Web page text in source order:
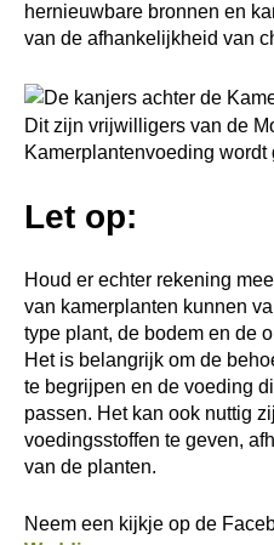
hernieuwbare bronnen en
van de afhankelijkheid van
Dit zijn vrijwilligers van de
Kamerplantenvoeding wordt
Let op:
Houd er echter rekening
van kamerplanten kunnen
type plant, de bodem en de
Het is belangrijk om de
te begrijpen en de voeding
passen. Het kan ook nuttig
voedingsstoffen te geven,
van de planten.
Neem een kijkje op de